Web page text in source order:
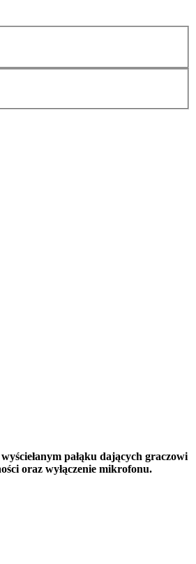
pałąku dających graczowi
oraz wyłączenie mikrofonu.